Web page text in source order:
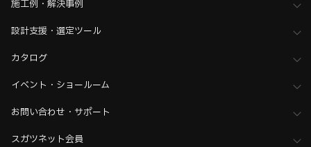
施工例・解決事例
設計支援・選定ツール
カタログ
イベント・ショールーム
お問い合わせ・サポート
スガツネット会員